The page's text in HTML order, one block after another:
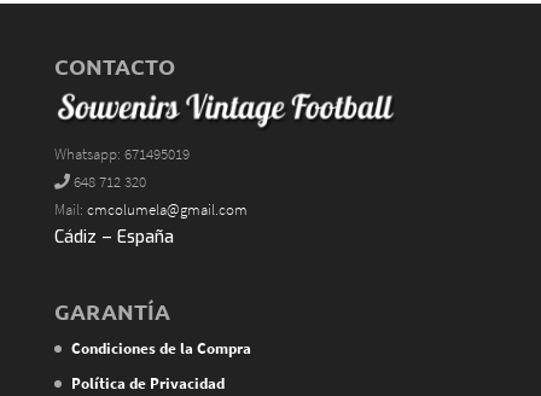
CONTACTO
Whatsapp: 671495019
648 712 320
Mail: cmcolumela@gmail.com
Cádiz – España
GARANTÍA
Condiciones de la Compra
Política de Privacidad